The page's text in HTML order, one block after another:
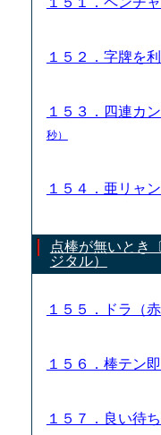
１５２．字牌を
１５３．四連カ
秒）
１５４．亜リャ
点棒が無いとき
ジタル）
１５５．ドラ（
１５６．棒テン
１５７．良い待